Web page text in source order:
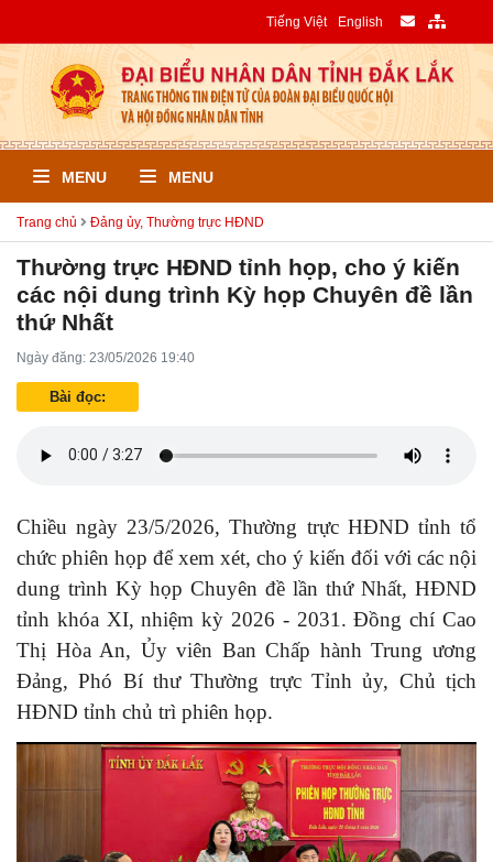
Tiếng Việt English
MENU MENU
Trang chủ Đảng ủy, Thường trực HĐND
Thường trực HĐND tỉnh họp, cho ý kiến
các nội dung trình Kỳ họp Chuyên đề lần
thứ Nhất
Ngày đăng: 23/05/2026 19:40
Bài đọc:
Chiều ngày 23/5/2026, Thường trực HĐND tỉnh tổ
chức phiên họp để xem xét, cho ý kiến đối với các nội
dung trình Kỳ họp Chuyên đề lần thứ Nhất, HĐND
tỉnh khóa XI, nhiệm kỳ 2026 - 2031. Đồng chí Cao
Thị Hòa An, Ủy viên Ban Chấp hành Trung ương
Đảng, Phó Bí thư Thường trực Tỉnh ủy, Chủ tịch
HĐND tỉnh chủ trì phiên họp.